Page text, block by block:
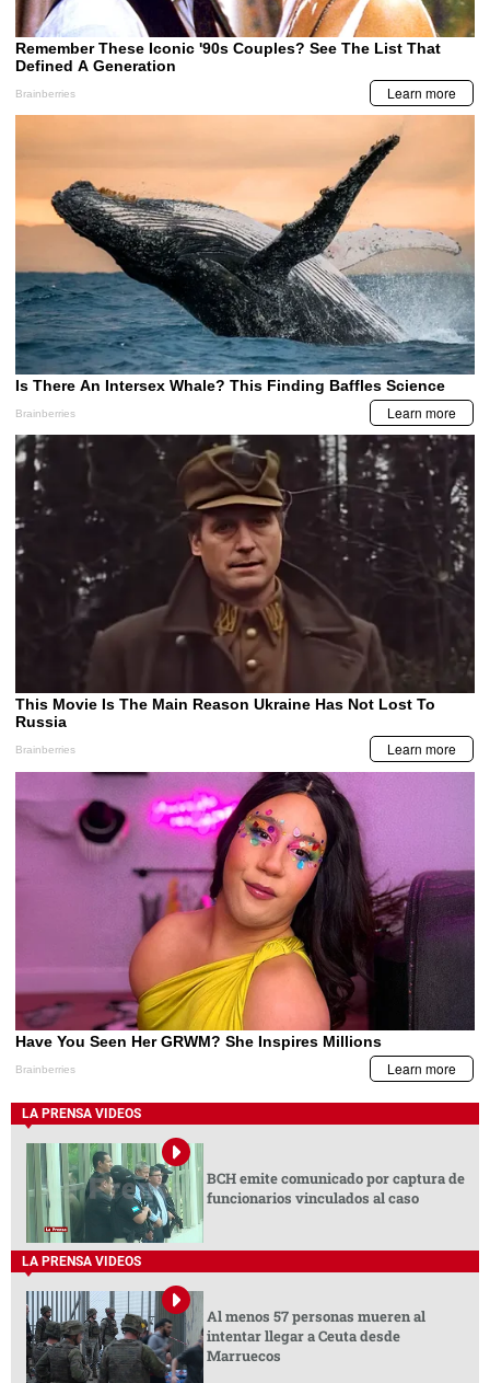
LA PRENSA VIDEOS
BCH emite comunicado por captura de
funcionarios vinculados al caso
LA PRENSA VIDEOS
Al menos 57 personas mueren al
intentar llegar a Ceuta desde
Marruecos